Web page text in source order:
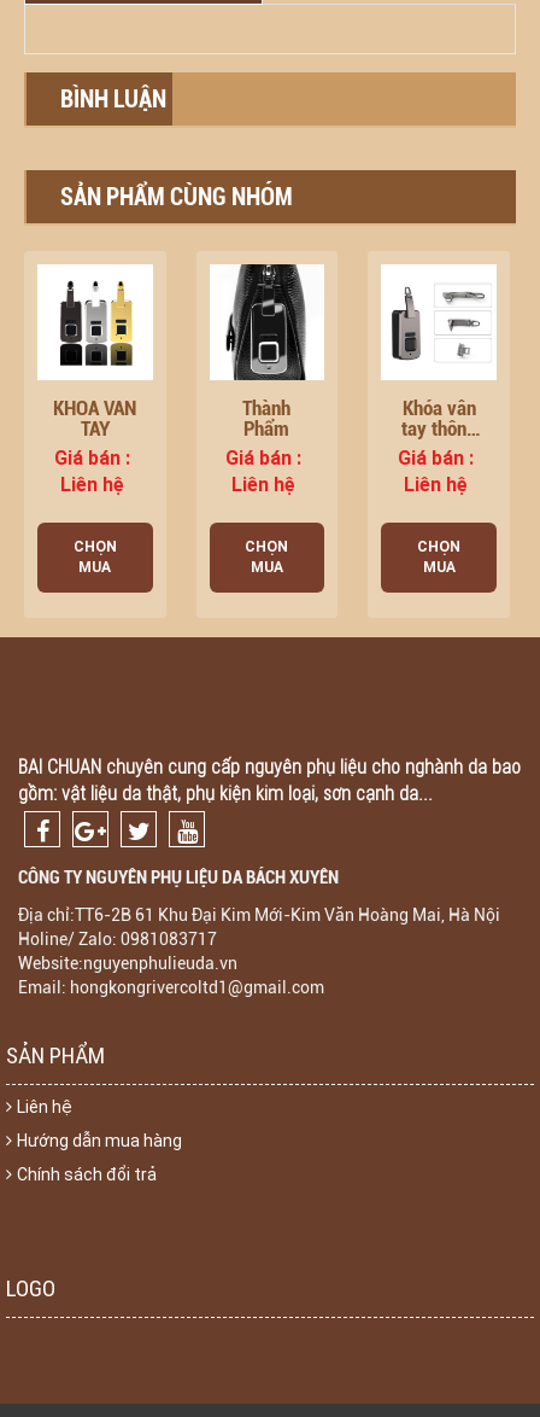
BÌNH LUẬN
SẢN PHẨM CÙNG NHÓM
KHÓA VÂN
TAY
Giá bán :
Liên hệ
CHỌN
MUA
Thành
Phẩm
Giá bán :
Liên hệ
CHỌN
MUA
Khóa vân
tay thông
minh
Giá bán :
Liên hệ
CHỌN
MUA
BAI CHUAN chuyên cung cấp nguyên phụ liệu cho nghành da bao
gồm: vật liệu da thật, phụ kiện kim loại, sơn cạnh da...
CÔNG TY NGUYÊN PHỤ LIỆU DA BÁCH XUYÊN
Địa chỉ:TT6-2B 61 Khu Đại Kim Mới-Kim Văn Hoàng Mai, Hà Nội
Holine/ Zalo: 0981083717
Website:nguyenphulieuda.vn
Email: hongkongrivercoltd1@gmail.com
SẢN PHẨM
Liên hệ
Hướng dẫn mua hàng
Chính sách đổi trả
LOGO